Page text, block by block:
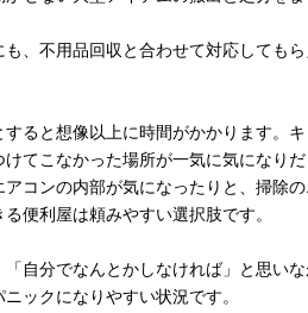
、不用品回収と合わせて対応しても
ると想像以上に時間がかかります。
てこなかった場所が一気に気になりだ
コンの内部が気になったりと、掃除
便利屋は頼みやすい選択肢です。
自分でなんとかしなければ」と思い
ックになりやすい状況です。